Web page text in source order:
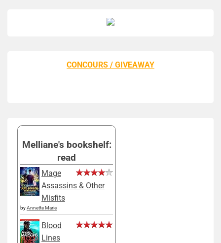
CONCOURS / GIVEAWAY
Melliane's bookshelf:
read
Mage
Assassins & Other
Misfits
byAnnette Marie
Blood
Lines